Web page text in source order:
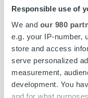
Responsible use of
We and our 980
e.g. your IP-number,
store and access
serve personalized
measurement,
development. You
and for what
mukaisesti.
huolehtii”
Ropon
lainsäädäntöä.
muistutus- ja
tehokkaasti, lain